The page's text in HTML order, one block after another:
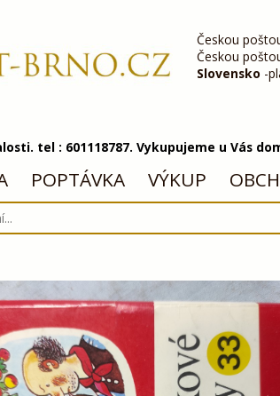
Českou
Českou
Slovensko -
tel : 601118787. Vykupujeme u Vás
POPTÁVKA VÝKUP